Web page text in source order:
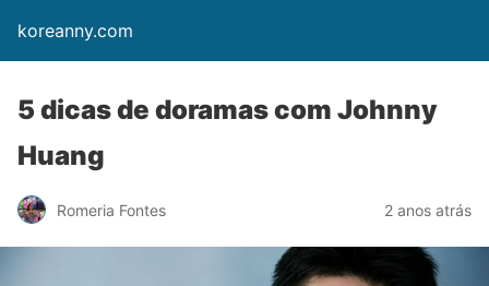
koreanny.com
5 dicas de doramas com Johnny
Huang
Romeria Fontes 2 anos atrás